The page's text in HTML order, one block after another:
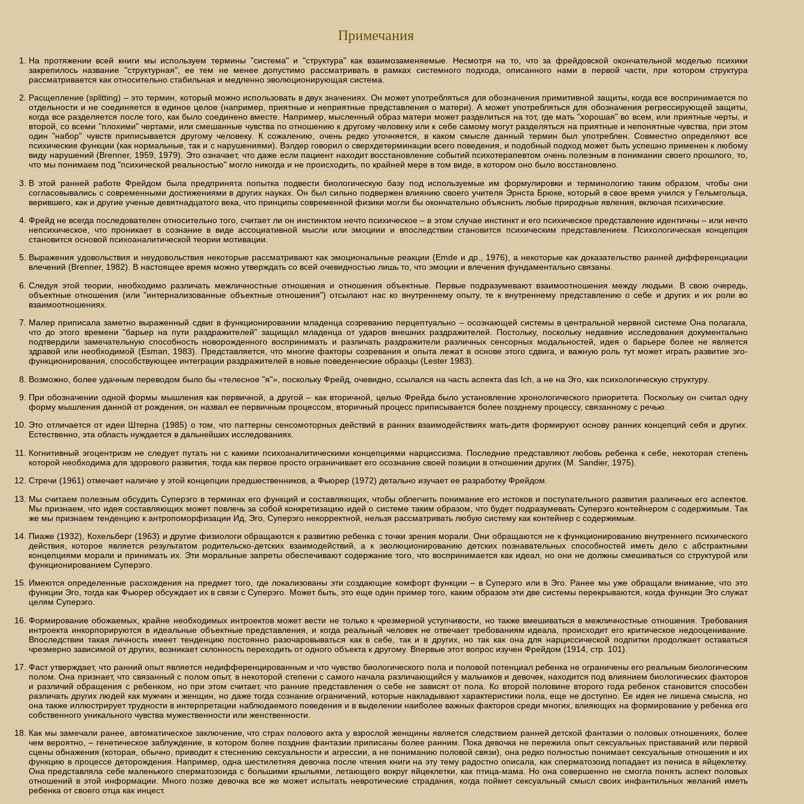
Примечания
На протяжении всей книги мы используем термины "система" и "структура" как взаимозаменяемые. Несмотря на то, что за фрейдовской окончательной моделью психики
закрепилось название "структурная", ее тем не менее допустимо рассматривать в рамках системного подхода, описанного нами в первой части, при котором структура
рассматривается как относительно стабильная и медленно эволюционирующая система.
Расщепление (splitting) – это термин, который можно использовать в двух значениях. Он может употребляться для обозначения примитивной защиты, когда все воспринимается по
отдельности и не соединяется в единое целое (например, приятные и неприятные представления о матери). А может употребляться для обозначения регрессирующей защиты,
когда все разделяется после того, как было соединено вместе. Например, мысленный образ матери может разделиться на тот, где мать "хорошая" во всем, или приятные черты, и
второй, со всеми "плохими" чертами, или смешанные чувства по отношению к другому человеку или к себе самому могут разделяться на приятные и непонятные чувства, при этом
один "набор" чувств приписывается другому человеку. К сожалению, очень редко уточняется, в каком смысле данный термин был употреблен. Совместно определяют все
психические функции (как нормальные, так и с нарушениями). Вэлдер говорил о сверхдетерминации всего поведения, и подобный подход может быть успешно применен к любому
виду нарушений (Brenner, 1959, 1979). Это означает, что даже если пациент находит восстановление событий психотерапевтом очень полезным в понимании своего прошлого, то,
что мы понимаем под "психической реальностью" могло никогда и не происходить, по крайней мере в том виде, в котором оно было восстановлено.
В этой ранней работе Фрейдом была предпринята попытка подвести биологическую базу под используемые им формулировки и терминологию таким образом, чтобы они
согласовывались с современными достижениями в других науках. Он был сильно подвержен влиянию своего учителя Эрнста Брюке, который в свое время учился у Гельмгольца,
верившего, как и другие ученые девятнадцатого века, что принципы современной физики могли бы окончательно объяснить любые природные явления, включая психические.
Фрейд не всегда последователен относительно того, считает ли он инстинктом нечто психическое – в этом случае инстинкт и его психическое представление идентичны – или нечто
непсихическое, что проникает в сознание в виде ассоциативной мысли или эмоциии и впоследствии становится психическим представлением. Психологическая концепция
становится основой психоаналитической теории мотивации.
Выражения удовольствия и неудовольствия некоторые рассматривают как эмоциональные реакции (Emde и др., 1976), а некоторые как доказательство ранней дифференциации
влечений (Brenner, 1982). В настоящее время можно утверждать со всей очевидностью лишь то, что эмоции и влечения фундаментально связаны.
Следуя этой теории, необходимо различать межличностные отношения и отношения объектные. Первые подразумевают взаимоотношения между людьми. В свою очередь,
объектные отношения (или "интернализованные объектные отношения") отсылают нас ко внутреннему опыту, те к внутреннему представлению о себе и других и их роли во
взаимоотношениях.
Малер приписала заметно выраженный сдвиг в функционировании младенца созреванию перцептуально – осознающей системы в центральной нервной системе Она полагала,
что до этого времени "барьер на пути раздражителей" защищал младенца от ударов внешних раздражителей. Постольку, поскольку недавние исследования документально
подтвердили замечательную способность новорожденного воспринимать и различать раздражители различных сенсорных модальностей, идея о барьере более не является
здравой или необходимой (Esman, 1983). Представляется, что многие факторы созревания и опыта лежат в основе этого сдвига, и важную роль тут может играть развитие эго-
функционирования, способствующее интеграции раздражителей в новые поведенческие образцы (Lester 1983).
Возможно, более удачным переводом было бы «телесное "я"», поскольку Фрейд, очевидно, ссылался на часть аспекта das Ich, а не на Эго, как психологическую структуру.
При обозначении одной формы мышления как первичной, а другой – как вторичной, целью Фрейда было установление хронологического приоритета. Поскольку он считал одну
форму мышления данной от рождения, он назвал ее первичным процессом, вторичный процесс приписывается более позднему процессу, связанному с речью.
Это отличается от идеи Штерна (1985) о том, что паттерны сенсомоторных действий в ранних взаимодействиях мать-дитя формируют основу ранних концепций себя и других.
Естественно, эта область нуждается в дальнейших исследованиях.
Когнитивный эгоцентризм не следует путать ни с какими психоаналитическими концепциями нарциссизма. Последние представляют любовь ребенка к себе, некоторая степень
которой необходима для здорового развития, тогда как первое просто ограничивает его осознание своей позиции в отношении других (М. Sandier, 1975).
Стречи (1961) отмечает наличие у этой концепции предшественников, а Фьюрер (1972) детально изучает ее разработку Фрейдом.
Мы считаем полезным обсудить Суперэго в терминах его функций и составляющих, чтобы облегчить понимание его истоков и поступательного развития различных его аспектов.
Мы признаем, что идея составляющих может повлечь за собой конкретизацию идей о системе таким образом, что будет подразумевать Суперэго контейнером с содержимым. Так
же мы признаем тенденцию к антропоморфизации Ид, Эго, Суперэго некорректной, нельзя рассматривать любую систему как контейнер с содержимым.
Пиаже (1932), Кохельберг (1963) и другие физиологи обращаются к развитию ребенка с точки зрения морали. Они обращаются не к функционированию внутреннего психического
действия, которое является результатом родительско-детских взаимодействий, а к эволюционированию детских познавательных способностей иметь дело с абстрактными
концепциями морали и принимать их. Эти моральные запреты обеспечивают содержание того, что воспринимается как идеал, но они не должны смешиваться со структурой или
функционированием Суперэго.
Имеются определенные расхождения на предмет того, где локализованы эти создающие комфорт функции – в Суперэго или в Эго. Ранее мы уже обращали внимание, что это
функции Эго, тогда как Фьюрер обсуждает их в связи с Суперэго. Может быть, это еще один пример того, каким образом эти две системы перекрываются, когда функции Эго служат
целям Суперэго.
Формирование обожаемых, крайне необходимых интроектов может вести не только к чрезмерной уступчивости, но также вмешиваться в межличностные отношения. Требования
интроекта инкорпорируются в идеальные объектные представления, и когда реальный человек не отвечает требованиям идеала, происходит его критическое недооценивание.
Впоследствии такая личность имеет тенденцию постоянно разочаровываться как в себе, так и в других, но так как она для нарциссической подпитки продолжает оставаться
чрезмерно зависимой от других, возникает склонность переходить от одного объекта к другому. Впервые этот вопрос изучен Фрейдом (1914, стр. 101).
Фаст утверждает, что ранний опыт является недифференцированным и что чувство биологического пола и половой потенциал ребенка не ограничены его реальным биологическим
полом. Она признает, что связанный с полом опыт, в некоторой степени с самого начала различающийся у мальчиков и девочек, находится под влиянием биологических факторов
и различий обращения с ребенком, но при этом считает, что ранние представления о себе не зависят от пола. Ко второй половине второго года ребенок становится способен
различать других людей как мужчин и женщин, но даже тогда сознание ограничений, которые накладывают характеристики пола, еще не доступно. Ее идея не лишена смысла, но
она также иллюстрирует трудности в интерпретации наблюдаемого поведения и в выделении наиболее важных факторов среди многих, влияющих на формирование у ребенка его
собственного уникального чувства мужественности или женственности.
Как мы замечали ранее, автоматическое заключение, что страх полового акта у взрослой женщины является следствием ранней детской фантазии о половых отношениях, более
чем вероятно, – генетическое заблуждение, в котором более поздние фантазии приписаны более ранним. Пока девочка не пережила опыт сексуальных приставаний или первой
сцены обнажения (которая, обычно, приводит к стеснению сексуальности и агрессии, а не пониманию половой связи), она редко полностью понимает сексуальные отношения и их
функцию в процессе деторождения. Например, одна шестилетняя девочка после чтения книги на эту тему радостно описала, как сперматозоид попадает из пениса в яйцеклетку.
Она представляла себе маленького сперматозоида с большими крыльями, летающего вокруг яйцеклетки, как птица-мама. Но она совершенно не смогла понять аспект половых
отношений в этой информации. Много позже девочка все же может испытать невротические страдания, когда поймет сексуальный смысл своих инфантильных желаний иметь
ребенка от своего отца как инцест.